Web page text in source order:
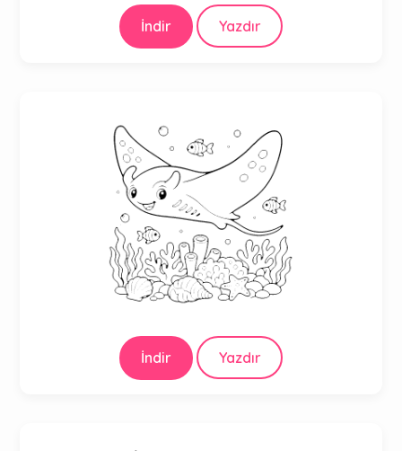
İndir Yazdır
İndir Yazdır